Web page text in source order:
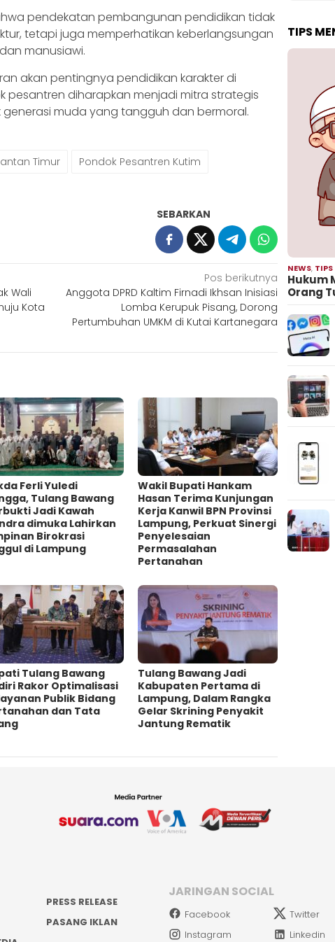
pendekatan pembangunan pendidikan tidak
tetapi juga memperhatikan keberlangsungan
manusiawi.
akan pentingnya pendidikan karakter di
pesantren diharapkan menjadi mitra strategis
muda yang tangguh dan bermoral.
Timur
Pondok Pesantren Kutim
SEBARKAN
Wali
Kota
Pos berikutnya
Anggota DPRD Kaltim Firnadi Ikhsan Inisiasi
Lomba Kerupuk Pisang, Dorong
Pertumbuhan UMKM di Kutai Kartanegara
Ferli Yuledi
Tulang Bawang
Jadi Kawah
dimuka Lahirkan
Birokrasi
di Lampung
Wakil Bupati Hankam
Hasan Terima Kunjungan
Kerja Kanwil BPN Provinsi
Lampung, Perkuat Sinergi
Penyelesaian
Permasalahan
Pertanahan
Tulang Bawang
Rakor Optimalisasi
Publik Bidang
dan Tata
Tulang Bawang Jadi
Kabupaten Pertama di
Lampung, Dalam Rangka
Gelar Skrining Penyakit
Jantung Rematik
TIPS
NEWS, TIPS
Hukum
Orang
PRESS RELEASE
PASANG IKLAN
JARINGAN SOCIAL
Facebook Twitter
Instagram
Linkedin